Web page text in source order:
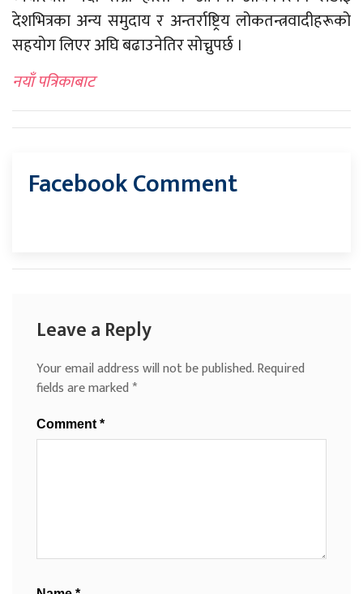
देशभित्रका अन्य समुदाय र अन्तर्राष्ट्रिय लोकतन्त्रवादीहरूको
सहयोग लिएर अघि बढाउनेतिर सोच्नुपर्छ ।
नयाँ पत्रिकाबाट
Facebook Comment
Leave a Reply
Your email address will not be published.Required
fields are marked*
Comment *